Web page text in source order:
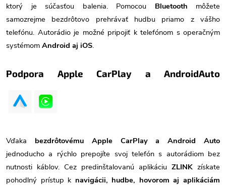
ktorý je súčasťou balenia. Pomocou Bluetooth môžete
samozrejme bezdrôtovo prehrávať hudbu priamo z vášho
telefónu. Autorádio je možné pripojiť k telefónom s operačným
systémom Android aj iOS.
Podpora Apple CarPlay a AndroidAuto
Vďaka bezdrôtovému Apple CarPlay a Android Auto
jednoducho a rýchlo prepojíte svoj telefón s autorádiom bez
nutnosti káblov. Cez predinštalovanú aplikáciu ZLINK získate
pohodlný prístup k navigácii, hudbe, hovorom aj aplikáciám